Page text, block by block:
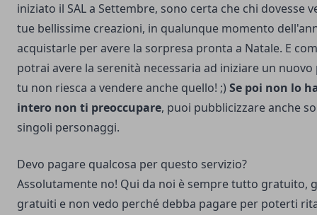
iniziato il SAL a Settembre, sono certa che chi dovesse
tue bellissime creazioni, in qualunque momento
acquistarle per avere la sorpresa pronta a Natale. E
potrai avere la serenità necessaria ad iniziare un nuovo
tu non riesca a vendere anche quello! ;) Se poi non lo
intero non ti preoccupare, puoi pubblicizzare anche
singoli personaggi.
Devo pagare qualcosa per questo servizio?
Assolutamente no! Qui da noi è sempre tutto gratuito,
gratuiti e non vedo perché debba pagare per poterti